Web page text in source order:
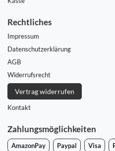
Rechtliches
Impressum
Daten­schutz­erklärung
AGB
Widerrufs­recht
Vertrag widerrufen
Kontakt
Zahlungsmöglichkeiten
AmazonPay Paypal Visa